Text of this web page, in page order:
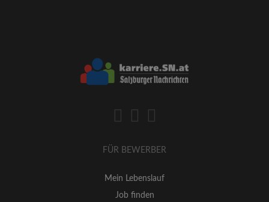
FÜR BEWERBER
Mein Lebenslauf
Job finden